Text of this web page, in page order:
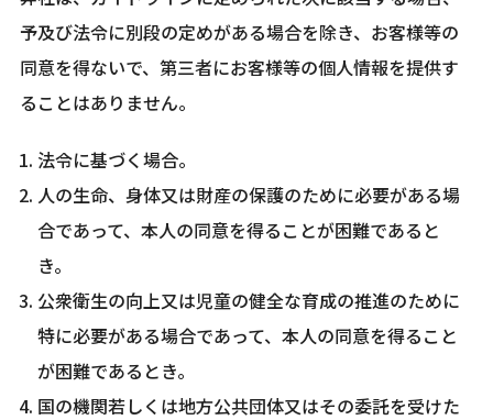
予及び法令に別段の定めがある場合を除き、お客様等の
同意を得ないで、第三者にお客様等の個人情報を提供す
ることはありません。
法令に基づく場合。
人の生命、身体又は財産の保護のために必要がある場
合であって、本人の同意を得ることが困難であると
き。
公衆衛生の向上又は児童の健全な育成の推進のために
特に必要がある場合であって、本人の同意を得ること
が困難であるとき。
国の機関若しくは地方公共団体又はその委託を受けた